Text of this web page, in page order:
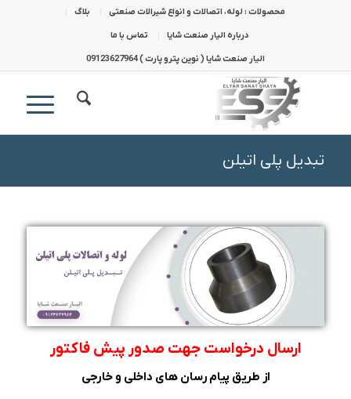
محصولات : لوله، اتصالات و انواع شیرالات صنعتی بلاگ
درباره الیار صنعت شایا تماس با ما
الیار صنعت شایا ( نوین پترو پارت ) 09123627964
تبدیل پلی اتیلن
ارسال درخواست جهت صدور پیش فاکتور
از طریق پیام رسان های داخلی و خارجی